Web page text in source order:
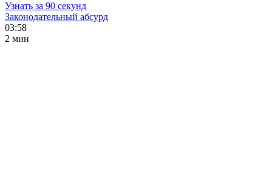
Узнать за 90 секунд
Законодательный абсурд
03:58
2 мин